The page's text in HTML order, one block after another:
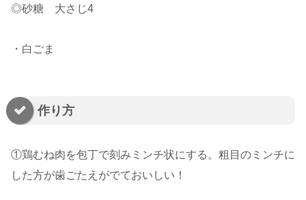
◎砂糖 大さじ4
・白ごま
作り方
①鶏むね肉を包丁で刻みミンチ状にする。粗目のミンチに
した方が歯ごたえがでておいしい！